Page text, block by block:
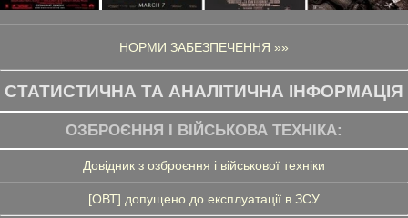
НОРМИ ЗАБЕЗПЕЧЕННЯ »»
СТАТИСТИЧНА ТА АНАЛІТИЧНА ІНФОРМАЦІЯ
ОЗБРОЄННЯ І ВІЙСЬКОВА ТЕХНІКА:
Довідник з озброєння і військової техніки
[ОВТ] допущено до експлуатації в ЗСУ